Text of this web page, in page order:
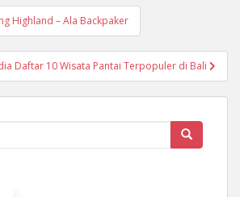
Highland – Ala Backpaker
Daftar 10 Wisata Pantai Terpopuler di Bali